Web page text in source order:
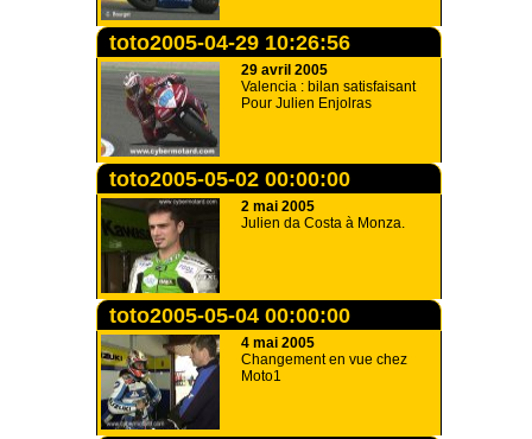
toto2005-04-29 10:26:56
29 avril 2005
Valencia : bilan satisfaisant
Pour Julien Enjolras
toto2005-05-02 00:00:00
2 mai 2005
Julien da Costa à Monza.
toto2005-05-04 00:00:00
4 mai 2005
Changement en vue chez
Moto1